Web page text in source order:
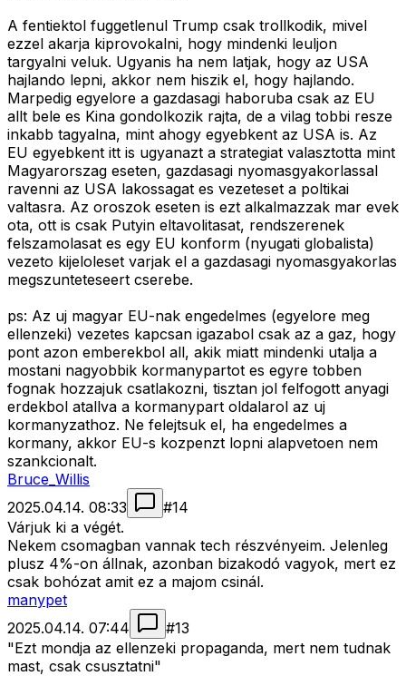
A fentiektol fuggetlenul Trump csak trollkodik, mivel
ezzel akarja kiprovokalni, hogy mindenki leuljon
targyalni veluk. Ugyanis ha nem latjak, hogy az USA
hajlando lepni, akkor nem hiszik el, hogy hajlando.
Marpedig egyelore a gazdasagi haboruba csak az EU
allt bele es Kina gondolkozik rajta, de a vilag tobbi resze
inkabb tagyalna, mint ahogy egyebkent az USA is. Az
EU egyebkent itt is ugyanazt a strategiat valasztotta mint
Magyarorszag eseten, gazdasagi nyomasgyakorlassal
ravenni az USA lakossagat es vezeteset a poltikai
valtasra. Az oroszok eseten is ezt alkalmazzak mar evek
ota, ott is csak Putyin eltavolitasat, rendszerenek
felszamolasat es egy EU konform (nyugati globalista)
vezeto kijeloleset varjak el a gazdasagi nyomasgyakorlas
megszunteteseert cserebe.
ps: Az uj magyar EU-nak engedelmes (egyelore meg
ellenzeki) vezetes kapcsan igazabol csak az a gaz, hogy
pont azon emberekbol all, akik miatt mindenki utalja a
mostani nagyobbik kormanypartot es egyre tobben
fognak hozzajuk csatlakozni, tisztan jol felfogott anyagi
erdekbol atallva a kormanypart oldalarol az uj
kormanyzathoz. Ne felejtsuk el, ha engedelmes a
kormany, akkor EU-s kozpenzt lopni alapvetoen nem
szankcionalt.
Bruce_Willis
2025.04.14. 08:33
#14
Várjuk ki a végét.
Nekem csomagban vannak tech részvényeim. Jelenleg
plusz 4%-on állnak, azonban bizakodó vagyok, mert ez
csak bohózat amit ez a majom csinál.
manypet
2025.04.14. 07:44
#13
"Ezt mondja az ellenzeki propaganda, mert nem tudnak
mast, csak csusztatni"